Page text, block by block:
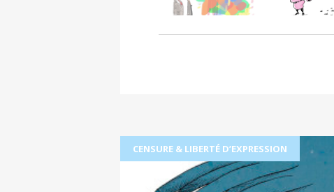
CENSURE & LIBERTÉ D’EXPRESSION